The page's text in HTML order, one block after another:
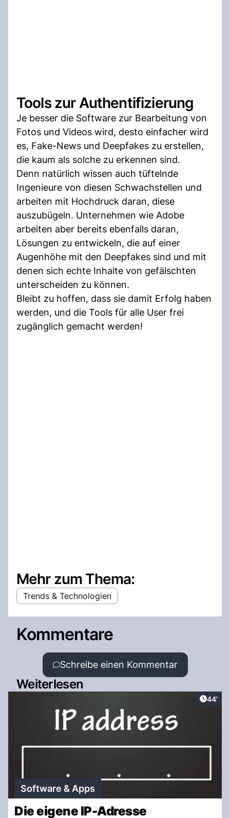
Tools zur Authentifizierung
Je besser die Software zur Bearbeitung von
Fotos und Videos wird, desto einfacher wird
es, Fake-News und Deepfakes zu erstellen,
die kaum als solche zu erkennen sind.
Denn natürlich wissen auch tüftelnde
Ingenieure von diesen Schwachstellen und
arbeiten mit Hochdruck daran, diese
auszubügeln. Unternehmen wie Adobe
arbeiten aber bereits ebenfalls daran,
Lösungen zu entwickeln, die auf einer
Augenhöhe mit den Deepfakes sind und mit
denen sich echte Inhalte von gefälschten
unterscheiden zu können.
Bleibt zu hoffen, dass sie damit Erfolg haben
werden, und die Tools für alle User frei
zugänglich gemacht werden!
Mehr zum Thema:
Trends & Technologien
Kommentare
Schreibe einen Kommentar
Weiterlesen
44'
Software & Apps
Die eigene IP-Adresse